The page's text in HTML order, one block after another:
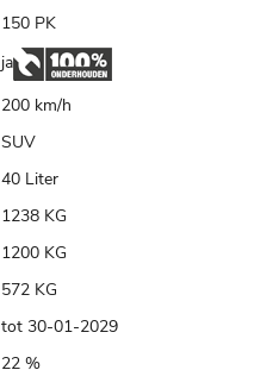
150 PK
ja
200 km/h
SUV
40 Liter
1238 KG
1200 KG
572 KG
tot 30-01-2029
22 %